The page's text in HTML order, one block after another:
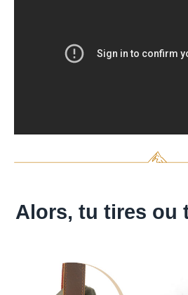
Alors, tu tires ou